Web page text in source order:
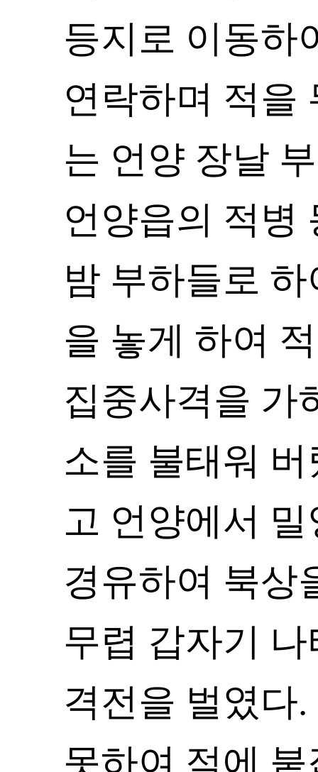
등지로 이동하
연락하며 적을
는 언양 장날
언양읍의 적병
밤 부하들로
을 놓게 하여
집중사격을 가
소를 불태워
고 언양에서
경유하여 북상
무렵 갑자기
격전을 벌였다
못하여 적에